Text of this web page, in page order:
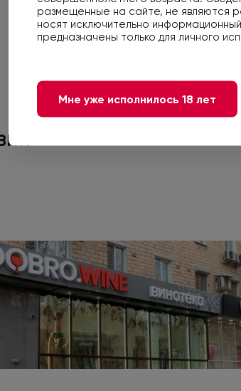
размещенные на сайте, не являются
носят исключительно
предназначены только для личного
Мне уже исполнилось 18 лет